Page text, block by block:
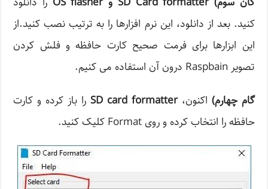
کنید. بعد از دانلود، این نرم افزارها را به ترتیب نصب کنید.از
این ابزارها برای فرمت صحیح کارت حافظه و فلش کردن
تصویر Raspbain درون آن استفاده می کنیم.
گام چهارم) اکنون،SD card formatter را باز کرده و کارت
حافظه را انتخاب کرده و روی Format کلیک کنید.